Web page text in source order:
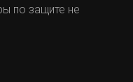
по защите не